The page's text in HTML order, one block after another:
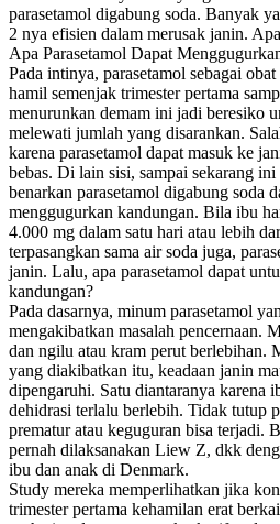
parasetamol digabung soda. Banyak
2 nya efisien dalam merusak janin.
Apa Parasetamol Dapat
Pada intinya, parasetamol sebagai
hamil semenjak trimester pertama
menurunkan demam ini jadi beresiko
melewati jumlah yang disarankan.
karena parasetamol dapat masuk ke
bebas. Di lain sisi, sampai sekarang
benarkan parasetamol digabung soda
menggugurkan kandungan. Bila ibu
4.000 mg dalam satu hari atau lebih
terpasangkan sama air soda juga,
janin. Lalu, apa parasetamol dapat
kandungan?
Pada dasarnya, minum parasetamol
mengakibatkan masalah pencernaan.
dan ngilu atau kram perut berlebihan.
yang diakibatkan itu, keadaan janin
dipengaruhi. Satu diantaranya karena
dehidrasi terlalu berlebih. Tidak tutup
prematur atau keguguran bisa terjadi.
pernah dilaksanakan Liew Z, dkk
ibu dan anak di Denmark.
Study mereka memperlihatkan jika
trimester pertama kehamilan erat